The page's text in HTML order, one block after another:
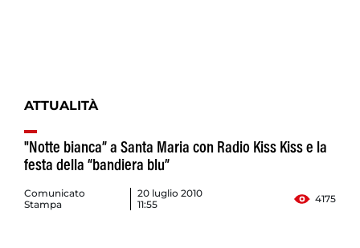
ATTUALITÀ
"Notte bianca” a Santa Maria con Radio Kiss Kiss e la
festa della “bandiera blu”
Comunicato
Stampa
20 luglio 2010
11:55
4175